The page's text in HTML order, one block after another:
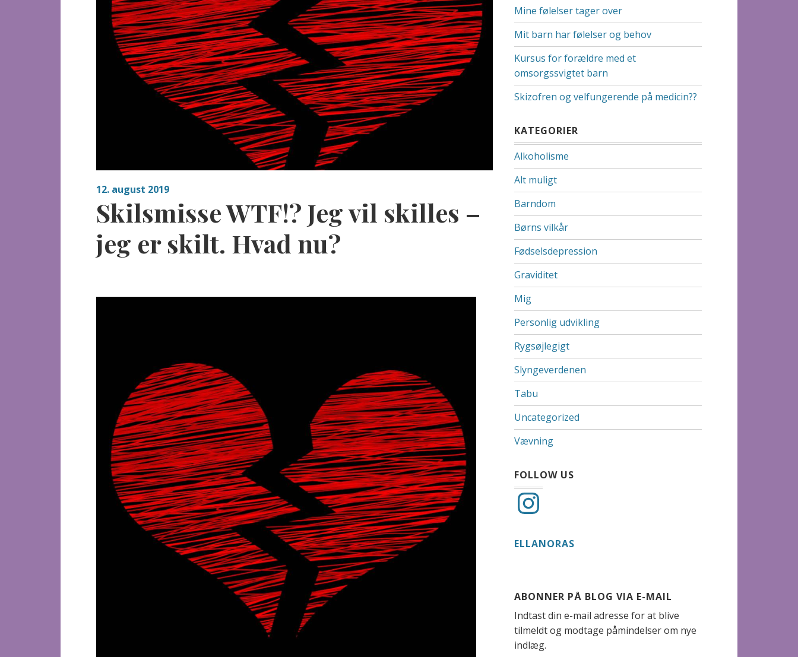
12. august 2019
Skilsmisse WTF!? Jeg vil skilles –
jeg er skilt. Hvad nu?
Mine følelser tager over
Mit barn har følelser og behov
Kursus for forældre med et
omsorgssvigtet barn
Skizofren og velfungerende på medicin??
KATEGORIER
Alkoholisme
Alt muligt
Barndom
Børns vilkår
Fødselsdepression
Graviditet
Mig
Personlig udvikling
Rygsøjlegigt
Slyngeverdenen
Tabu
Uncategorized
Vævning
FOLLOW US
Instagram
ELLANORAS
ABONNER PÅ BLOG VIA E-MAIL
Indtast din e-mail adresse for at blive
tilmeldt og modtage påmindelser om nye
indlæg.